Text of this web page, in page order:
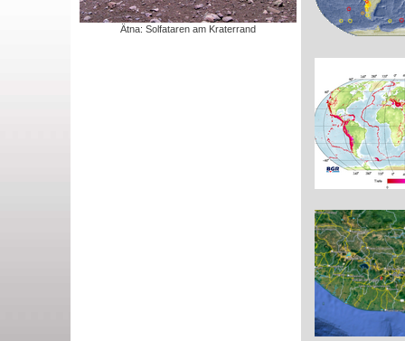
Ätna: Solfataren am Kraterrand